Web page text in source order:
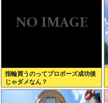
指輪買うのってプロポーズ成功後
じゃダメなん？